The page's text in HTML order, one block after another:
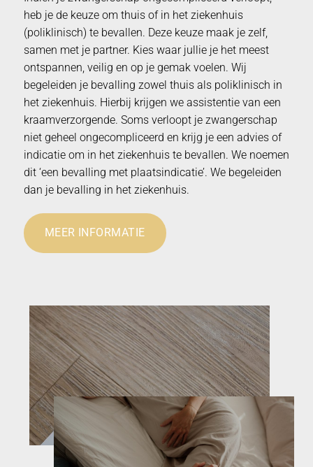
heb je de keuze om thuis of in het ziekenhuis
(poliklinisch) te bevallen. Deze keuze maak je zelf,
samen met je partner. Kies waar jullie je het meest
ontspannen, veilig en op je gemak voelen. Wij
begeleiden je bevalling zowel thuis als poliklinisch in
het ziekenhuis. Hierbij krijgen we assistentie van een
kraamverzorgende. Soms verloopt je zwangerschap
niet geheel ongecompliceerd en krijg je een advies of
indicatie om in het ziekenhuis te bevallen. We noemen
dit ‘een bevalling met plaatsindicatie’. We begeleiden
dan je bevalling in het ziekenhuis.
MEER INFORMATIE